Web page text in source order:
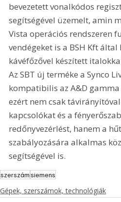
bevezetett vonalkódos
segítségével üzemelt, amin
Vista operációs rendszeren
vendégeket is a BSH Kft
kávéfőzővel készített
Az SBT új terméke a Synco
kompatibilis az A&D gamma
ezért nem csak
kapcsolókat és a
redőnyvezérlést, hanem a
szabályozására alkalmas
segítségével is.
szerszámsiemens
Gépek, szerszámok, technológiák